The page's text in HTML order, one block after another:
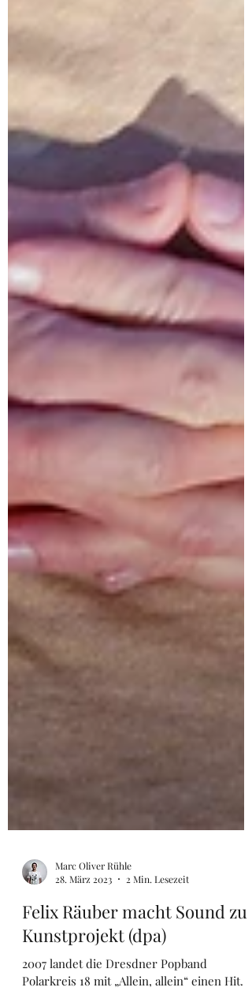
Marc Oliver Rühle
28. März 2023
2 Min. Lesezeit
Felix Räuber macht Sound zu
Kunstprojekt (dpa)